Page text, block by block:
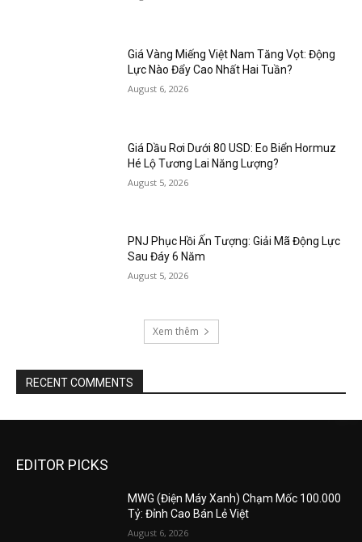
Giá Vàng Miếng Việt Nam Tăng Vọt: Động
Lực Nào Đẩy Cao Nhất Hai Tuần?
August 6, 2026
Giá Dầu Rơi Dưới 80 USD: Eo Biển Hormuz
Hé Lộ Tương Lai Năng Lượng?
August 5, 2026
PNJ Phục Hồi Ấn Tượng: Giải Mã Động Lực
Sau Đáy 6 Năm
August 5, 2026
Xem thêm
RECENT COMMENTS
EDITOR PICKS
MWG (Điện Máy Xanh) Chạm Mốc 100.000
Tỷ: Đỉnh Cao Bán Lẻ Việt
August 6, 2026